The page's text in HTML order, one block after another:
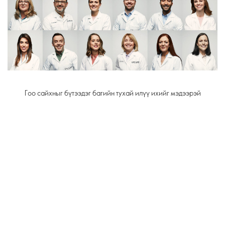
Гоо сайхныг бүтээдэг багийн тухай илүү ихийг мэдээрэй